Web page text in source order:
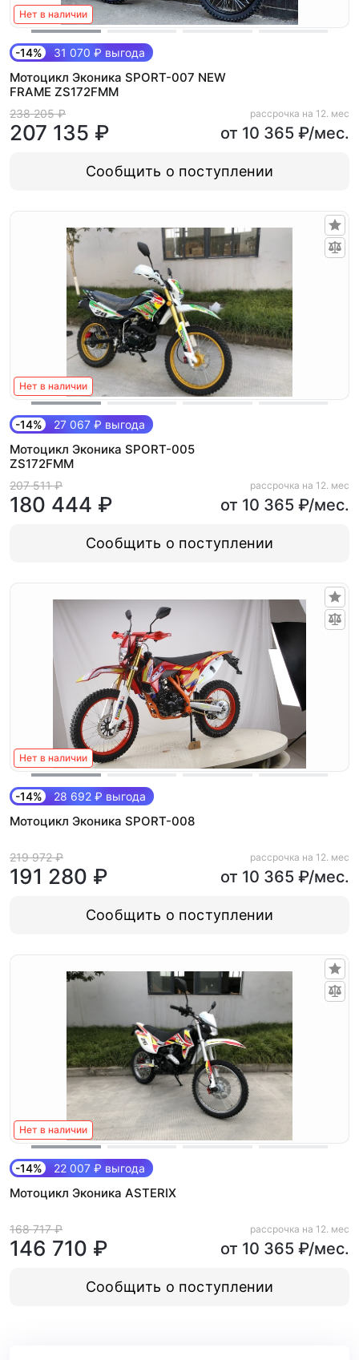
Нет в наличии
-14% 31 070 ₽ выгода
Мотоцикл Эконика SPORT-007 NEW
FRAME ZS172FMM
238 205 ₽
207 135 ₽
рассрочка на 12. мес
от 10 365 ₽/мес.
Сообщить о поступлении
Нет в наличии
-14% 27 067 ₽ выгода
Мотоцикл Эконика SPORT-005
ZS172FMM
207 511 ₽
180 444 ₽
рассрочка на 12. мес
от 10 365 ₽/мес.
Сообщить о поступлении
Нет в наличии
-14% 28 692 ₽ выгода
Мотоцикл Эконика SPORT-008
219 972 ₽
191 280 ₽
рассрочка на 12. мес
от 10 365 ₽/мес.
Сообщить о поступлении
Нет в наличии
-14% 22 007 ₽ выгода
Мотоцикл Эконика ASTERIX
168 717 ₽
146 710 ₽
рассрочка на 12. мес
от 10 365 ₽/мес.
Сообщить о поступлении